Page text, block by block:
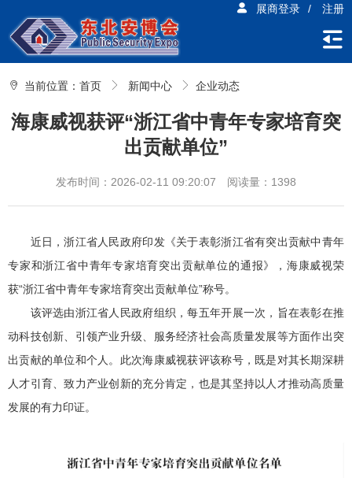
展商登录 / 注册
当前位置： 首页 新闻中心 企业动态
海康威视获评“浙江省中青年专家培育突
出贡献单位”
发布时间：2026-02-11 09:20:07 阅读量：1398
近日，浙江省人民政府印发《关于表彰浙江省有突出贡献中青年
专家和浙江省中青年专家培育突出贡献单位的通报》，海康威视荣
获“浙江省中青年专家培育突出贡献单位”称号。
该评选由浙江省人民政府组织，每五年开展一次，旨在表彰在推
动科技创新、引领产业升级、服务经济社会高质量发展等方面作出突
出贡献的单位和个人。此次海康威视获评该称号，既是对其长期深耕
人才引育、致力产业创新的充分肯定，也是其坚持以人才推动高质量
发展的有力印证。